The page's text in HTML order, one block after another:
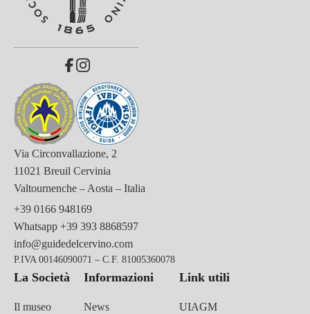
Via Circonvallazione, 2
11021 Breuil Cervinia
Valtournenche – Aosta – Italia
+39 0166 948169
Whatsapp +39 393 8868597
info@guidedelcervino.com
P.IVA 00146090071 – C.F. 81005360078
La Società
Il museo
Informazioni
News
Link utili
UIAGM